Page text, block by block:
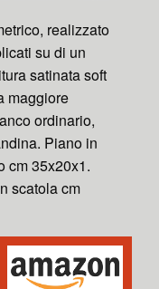
realizzato
su di un
satinata soft
maggiore
ordinario,
Piano in
cm 35x20x1.
scatola cm